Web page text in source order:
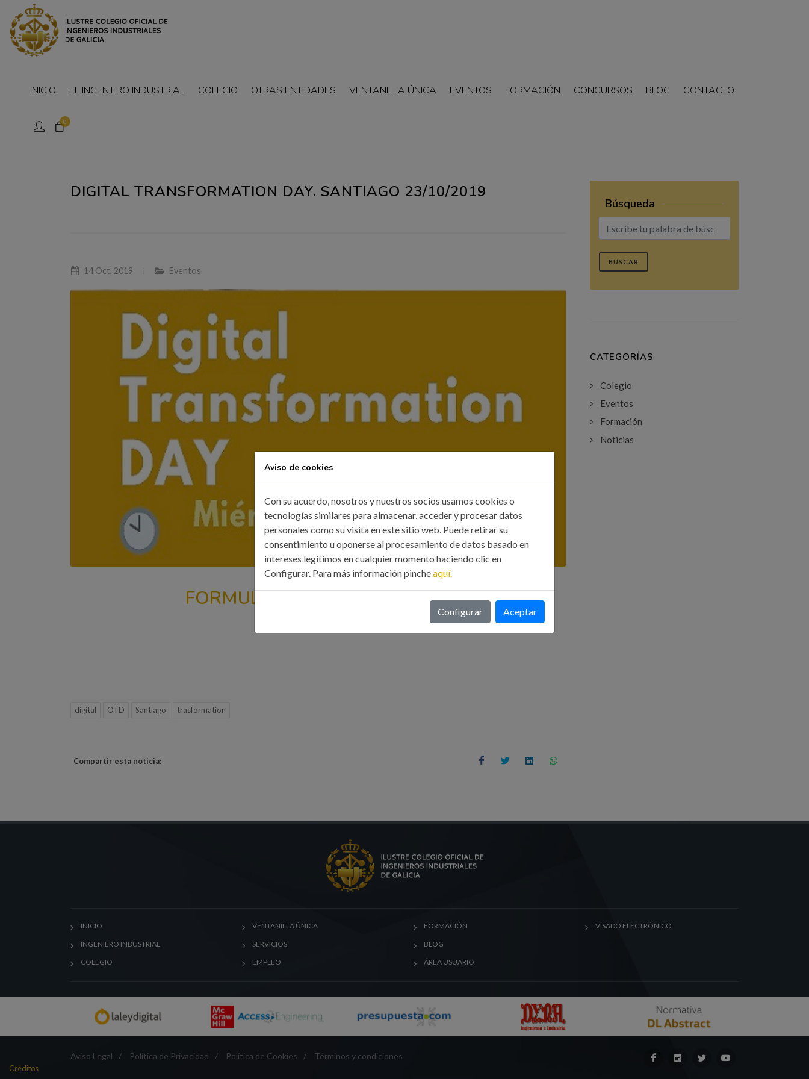
0
INICIO EL INGENIERO INDUSTRIAL COLEGIO OTRAS ENTIDADES VENTANILLA ÚNICA EVENTOS FORMACIÓN CONCURSOS BLOG CONTACTO
DIGITAL TRANSFORMATION DAY. SANTIAGO 23/10/2019
14 Oct, 2019 Eventos
FORMULARIO DE INSCRIPCIÓN
digital OTD Santiago trasformation
Compartir esta noticia:
Búsqueda
BUSCAR
CATEGORÍAS
Colegio
Eventos
Formación
Noticias
INICIO
INGENIERO INDUSTRIAL
COLEGIO
VENTANILLA ÚNICA
SERVICIOS
EMPLEO
FORMACIÓN
BLOG
ÁREA USUARIO
VISADO ELECTRÓNICO
Aviso Legal / Política de Privacidad / Política de Cookies / Términos y condiciones
Créditos
Aviso de cookies
Con su acuerdo, nosotros y nuestros socios usamos cookies o
tecnologías similares para almacenar, acceder y procesar datos
personales como su visita en este sitio web. Puede retirar su
consentimiento u oponerse al procesamiento de datos basado en
intereses legítimos en cualquier momento haciendo clic en
Configurar. Para más información pincheaquí.
Configurar Aceptar